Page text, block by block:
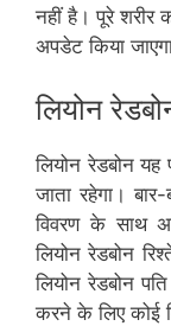
नहीं है। पूरे शरीर
अपडेट किया
लियोन
लियोन रेडबोन
जाता रहेगा।
विवरण के साथ
लियोन रेडबोन
लियोन रेडबोन
करने के लिए कोई